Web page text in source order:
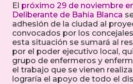
El próximo 29 de noviembre
Deliberante de Bahía Blanca
adhesión de la ciudad al
convocados por los
esta situación se sumará al
por el poder ejecutivo local,
grupo de enfermeros y
el trabajo que se vienen
lograría el apoyo de todo el